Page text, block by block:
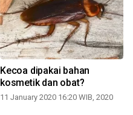
Kecoa dipakai bahan
kosmetik dan obat?
11 January 2020 16:20 WIB, 2020